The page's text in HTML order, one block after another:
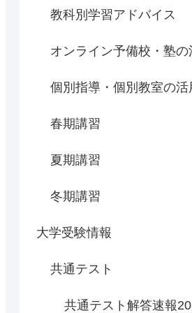
教科別学習アドバイス
オンライン予備校・塾の
個別指導・個別教室の活
春期講習
夏期講習
冬期講習
大学受験情報
共通テスト
共通テスト解答速報